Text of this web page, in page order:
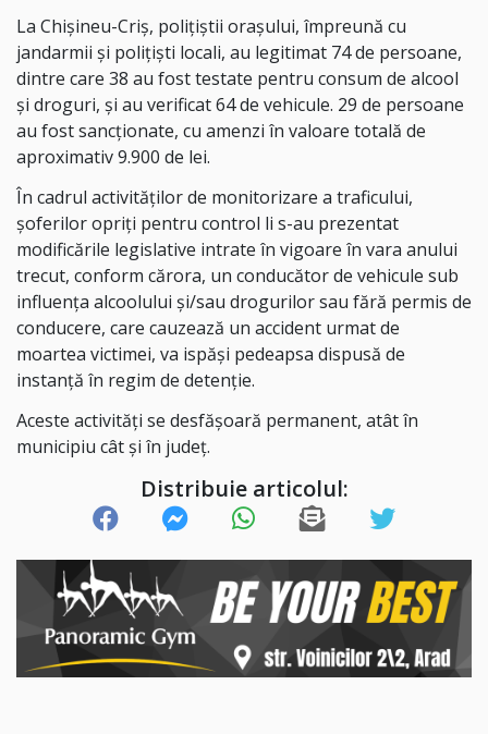
La Chișineu-Criș, polițiștii orașului, împreună cu
jandarmii și polițiști locali, au legitimat 74 de persoane,
dintre care 38 au fosttestate pentru consum de alcool
și droguri, și au verificat 64 de vehicule. 29 de persoane
au fost sancționate, cu amenzi în valoare totală de
aproximativ 9.900 de lei.
În cadrul activităților de monitorizare a traficului,
șoferilor opriți pentru control li s-au prezentat
modificările legislative intrate în vigoare în vara anului
trecut, conform cărora, un conducător de vehicule sub
influența alcoolului și/sau drogurilor sau fără permis de
conducere, care cauzează un accident urmat de
moartea victimei, va ispăși pedeapsa dispusă de
instanță în regim de detenție.
Aceste activități se desfășoară permanent, atât în
municipiu cât și în județ.
Distribuie articolul: